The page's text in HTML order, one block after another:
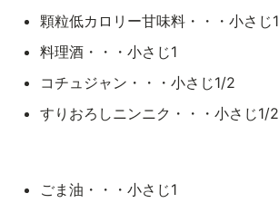
顆粒低カロリー甘味料・・・小さじ1
料理酒・・・小さじ1
コチュジャン・・・小さじ1/2
すりおろしニンニク・・・小さじ1/2
ごま油・・・小さじ1